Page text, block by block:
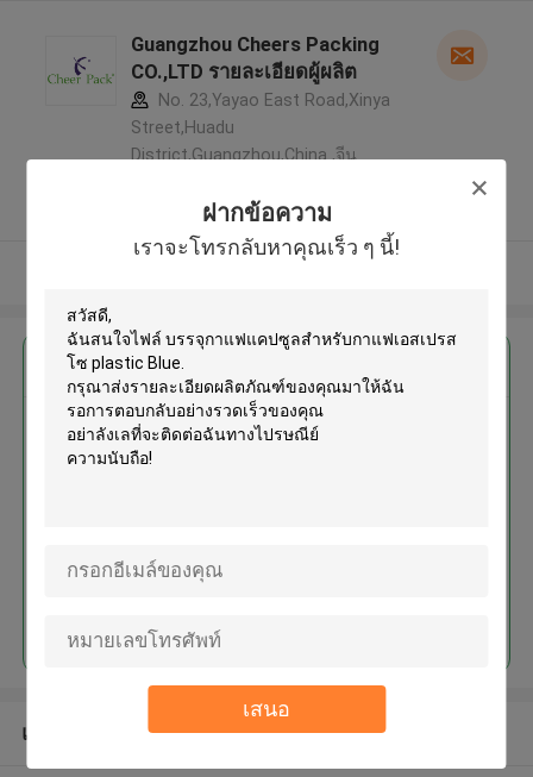
ฝากข้อความ
เราจะโทรกลับหาคุณเร็ว ๆ นี้!
เสนอ
Guangzhou Cheers Packing
CO.,LTD รายละเอียดผู้ผลิต
No. 23,Yayao East Road,Xinya
Street,Huadu
District,Guangzhou,China ,จีน
ผู้ผลิตได้รับการยืนยัน
บรรจุกาแฟแคปซูลสำหรับกาแฟเอ
แนะนำผลิตภัณฑ์